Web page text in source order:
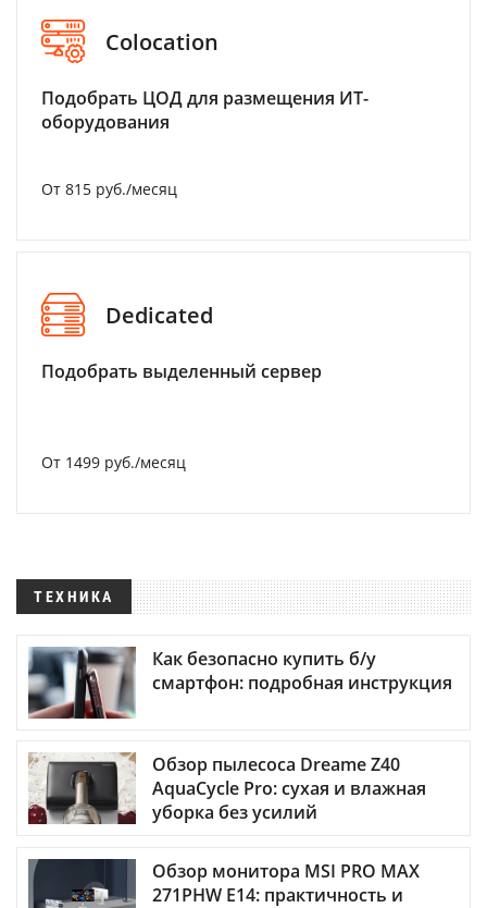
Colocation
Подобрать ЦОД для размещения ИТ-
оборудования
От 815 руб./месяц
Dedicated
Подобрать выделенный сервер
От 1499 руб./месяц
ТЕХНИКА
Как безопасно купить б/у
смартфон: подробная инструкция
Обзор пылесоса Dreame Z40
AquaCycle Pro: сухая и влажная
уборка без усилий
Обзор монитора MSI PRO MAX
271PHW E14: практичность и